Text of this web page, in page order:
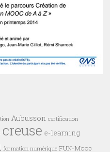
Aubusson certification
creuse e-learning
formation numérique FUN-Mooc